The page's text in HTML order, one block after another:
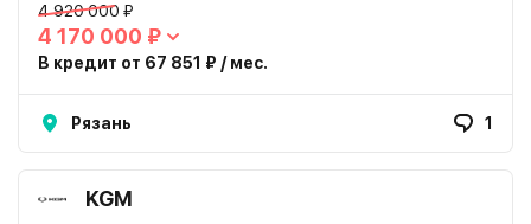
4 920 000 ₽
4 170 000 ₽
В кредит от 67 851 ₽ / мес.
Рязань 1
KGM